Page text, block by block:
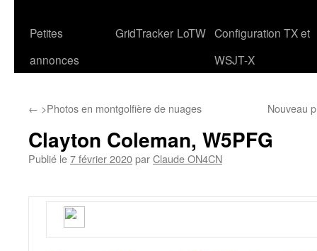
Petites
annonces
GridTracker LoTW Configuration TX et
WSJT-X
← >Photos en montgolfière de nuages Nouveau
Clayton Coleman, W5PFG
Publié le7 février 2020parClaude ON4CN